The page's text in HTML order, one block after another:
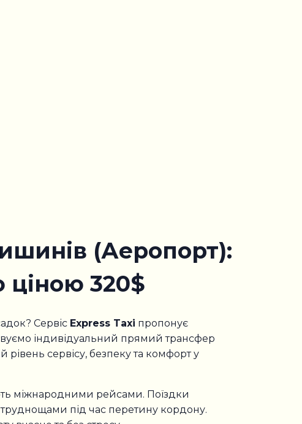
(Аеропорт):
ціною 320$
Сервіс Express Taxi пропонує
індивідуальний прямий трансфер
сервісу, безпеку та комфорт у
міжнародними рейсами. Поїздки
під час перетину кордону.